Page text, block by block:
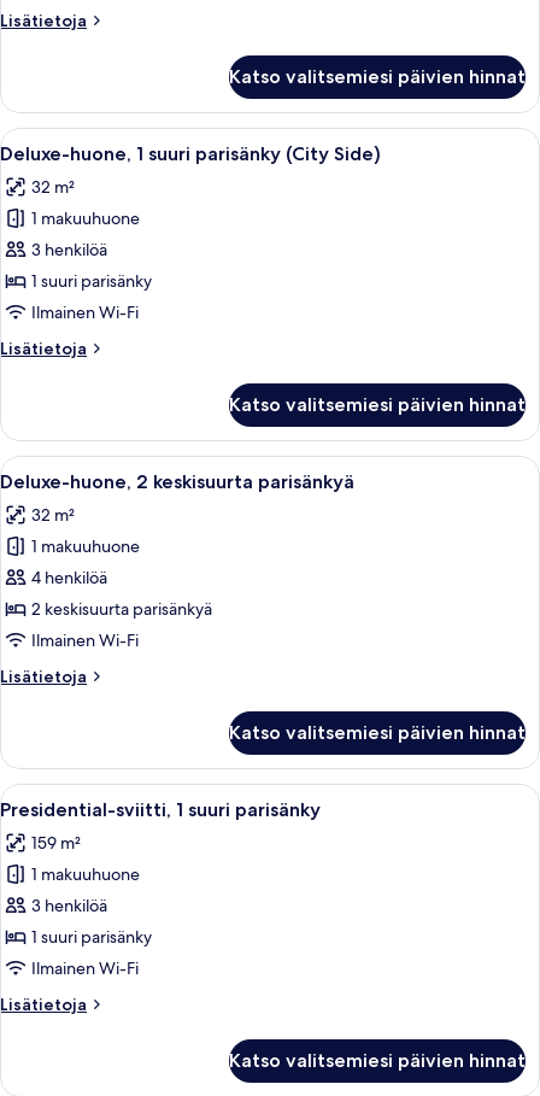
näköala
Lisätietoja
Lisätietoja
1
suuri
parisänky,
satamaan
Katso valitsemiesi päivien hinnat
Avaa
kaikki
huonetyypin
Deluxe-
huone,
1
suuri
(City
Hotellihuone, jossa on suuri sänky,
9
Deluxe-huone, 1 suuri parisänky (City Side)
32 m²
1 makuuhuone
3 henkilöä
1 suuri parisänky
Ilmainen Wi-Fi
Lisätietoja
Lisätietoja
1
suuri
parisänky
Side)
Katso valitsemiesi päivien hinnat
Avaa
kaikki
huonetyypin
Deluxe-
huone,
2
keskisuurta
kuvat
Hotellihuone, jossa on kaksi
5
Deluxe-huone, 2 keskisuurta parisänkyä
32 m²
1 makuuhuone
4 henkilöä
2 keskisuurta parisänkyä
Ilmainen Wi-Fi
Lisätietoja
Lisätietoja
2
keskisuurta
parisänkyä
Katso valitsemiesi päivien hinnat
Avaa
kaikki
huonetyypin
Presidential-
sviitti,
1
suuri
kuvat
Hotellihuone, jossa on sänky,
11
Presidential-sviitti, 1 suuri parisänky
159 m²
1 makuuhuone
3 henkilöä
1 suuri parisänky
Ilmainen Wi-Fi
Lisätietoja
Lisätietoja
1
Katso valitsemiesi päivien hinnat